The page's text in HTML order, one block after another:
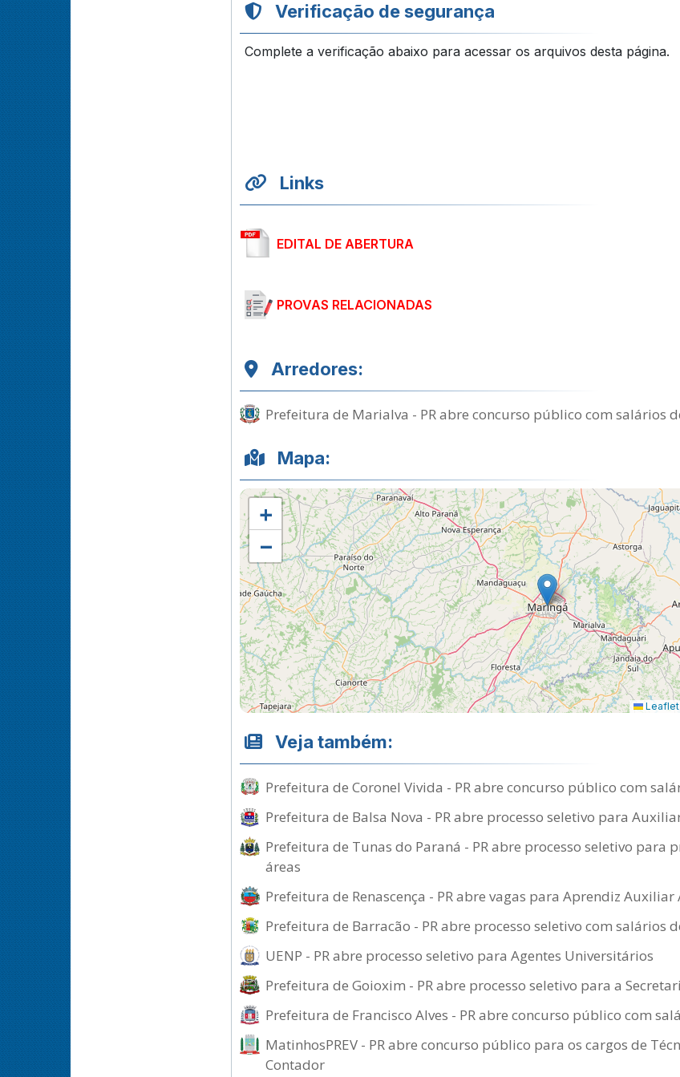
Verificação de segurança
Complete a verificação abaixo para acessar os arquivos desta página.
Links
EDITAL DE ABERTURA
PROVAS RELACIONADAS
Arredores:
Prefeitura de Marialva - PR abre concurso público com salários
Mapa:
+
−
Leaflet
Veja também:
Prefeitura de Coronel Vivida - PR abre concurso público com
Prefeitura de Balsa Nova - PR abre processo seletivo para
Prefeitura de Tunas do Paraná - PR abre processo seletivo para
áreas
Prefeitura de Renascença - PR abre vagas para Aprendiz
Prefeitura de Barracão - PR abre processo seletivo com salários
UENP - PR abre processo seletivo para Agentes Universitários
Prefeitura de Goioxim - PR abre processo seletivo para a
Prefeitura de Francisco Alves - PR abre concurso público com
MatinhosPREV - PR abre concurso público para os cargos de
Contador